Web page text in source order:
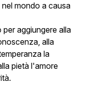
mondo a causa
aggiungere alla
alla
la
pietà l'amore